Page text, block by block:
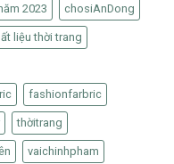
2023 chosiAnDong
liệu thời trang
fashionfarbric
thờitrang
vaichinhpham